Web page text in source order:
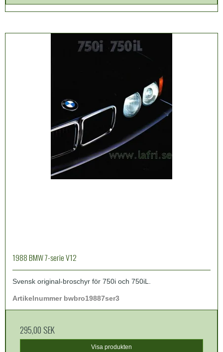
1988 BMW 7-serie V12
Svensk original-broschyr för 750i och 750iL.
Artikelnummer bwbro19887ser3
295,00 SEK
Visa produkten